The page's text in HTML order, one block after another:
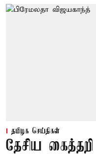
தமிழக செய்திகள்
தேசிய